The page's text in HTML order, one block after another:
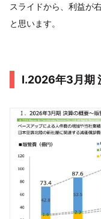
スライドから、利益が
と思います。
I.2026年3月期